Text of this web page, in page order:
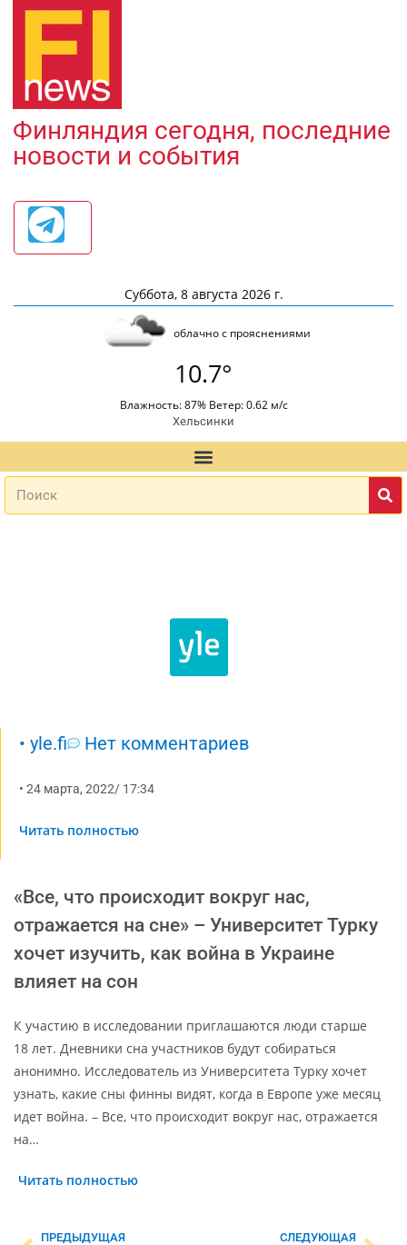
Финляндия сегодня, последние
новости и события
Суббота, 8 августа 2026 г.
облачно с прояснениями
10.7°
Влажность: 87% Ветер: 0.62 м/с
Хельсинки
• yle.fi Нет комментариев
• 24 марта, 2022/ 17:34
Читать полностью
«Все, что происходит вокруг нас,
отражается на сне» – Университет Турку
хочет изучить, как война в Украине
влияет на сон
К участию в исследовании приглашаются люди старше
18 лет. Дневники сна участников будут собираться
анонимно. Исследователь из Университета Турку хочет
узнать, какие сны финны видят, когда в Европе уже месяц
идет война. – Все, что происходит вокруг нас, отражается
на…
Читать полностью
ПРЕДЫДУЩАЯ СЛЕДУЮЩАЯ